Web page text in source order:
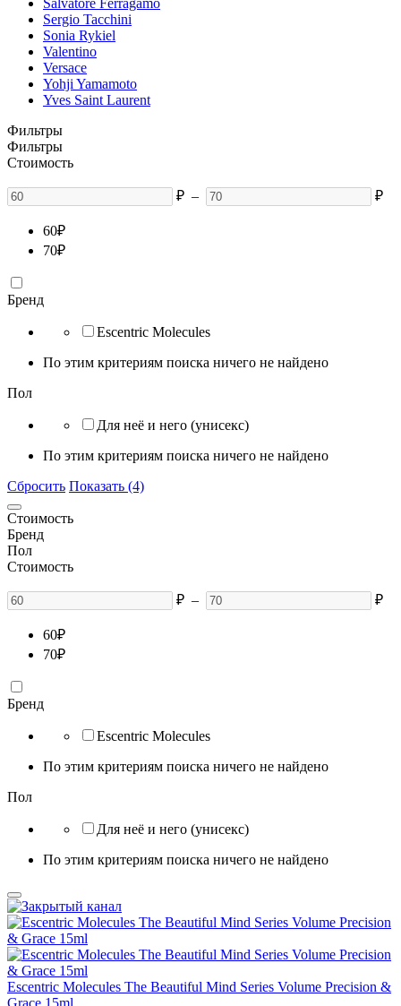
Sergio Tacchini
Sonia Rykiel
Valentino
Versace
Yohji Yamamoto
Yves Saint Laurent
Фильтры
Фильтры
Стоимость
₽ – ₽
60₽
70₽
Бренд
Escentric Molecules
По этим критериям поиска ничего не найдено
Пол
Для неё и него (унисекс)
По этим критериям поиска ничего не найдено
Сбросить Показать (4)
Стоимость
Бренд
Пол
Стоимость
₽ – ₽
60₽
70₽
Бренд
Escentric Molecules
По этим критериям поиска ничего не найдено
Пол
Для неё и него (унисекс)
По этим критериям поиска ничего не найдено
Escentric Molecules The Beautiful Mind Series Volume Precision &
Grace 15ml